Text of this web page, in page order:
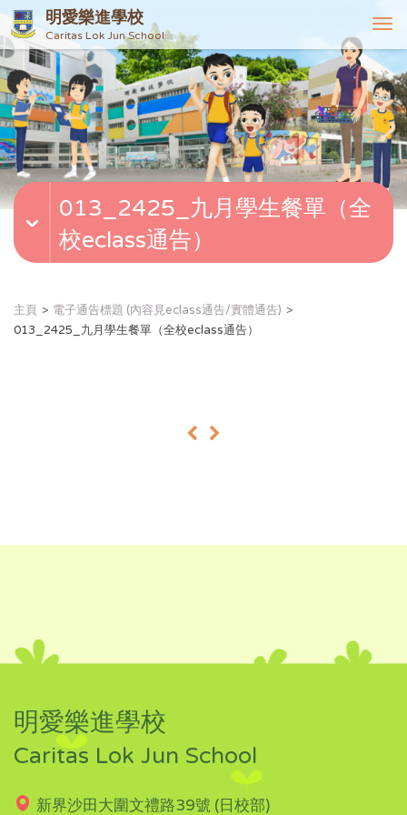
明愛樂進學校
Caritas Lok Jun School
T
o
g
g
l
e
n
v
013_2425_九月學生餐單（全
校eclass通告）
主頁
電子通告標題 (內容見eclass通告/實體通告)
013_2425_九月學生餐單（全校eclass通告）
« »
明愛樂進學校
Caritas Lok Jun School
新界沙田大圍文禮路39號 (日校部)